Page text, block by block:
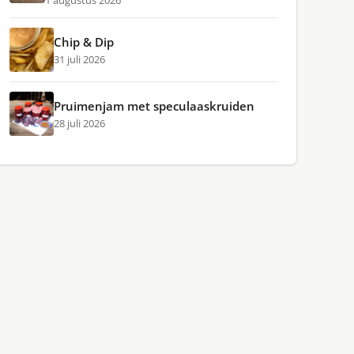
Chip & Dip
31 juli 2026
Pruimenjam met speculaaskruiden
28 juli 2026